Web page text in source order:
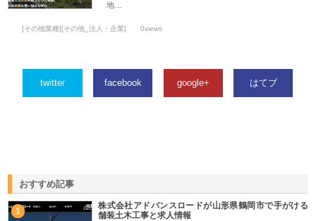
地…
[その他業種][その他_法人・企業] 0views
twitter facebook google+ はてブ
おすすめ記事
1
株式会社アドバンスロードが山形県鶴岡市で手がける
舗装土木工事と求人情報